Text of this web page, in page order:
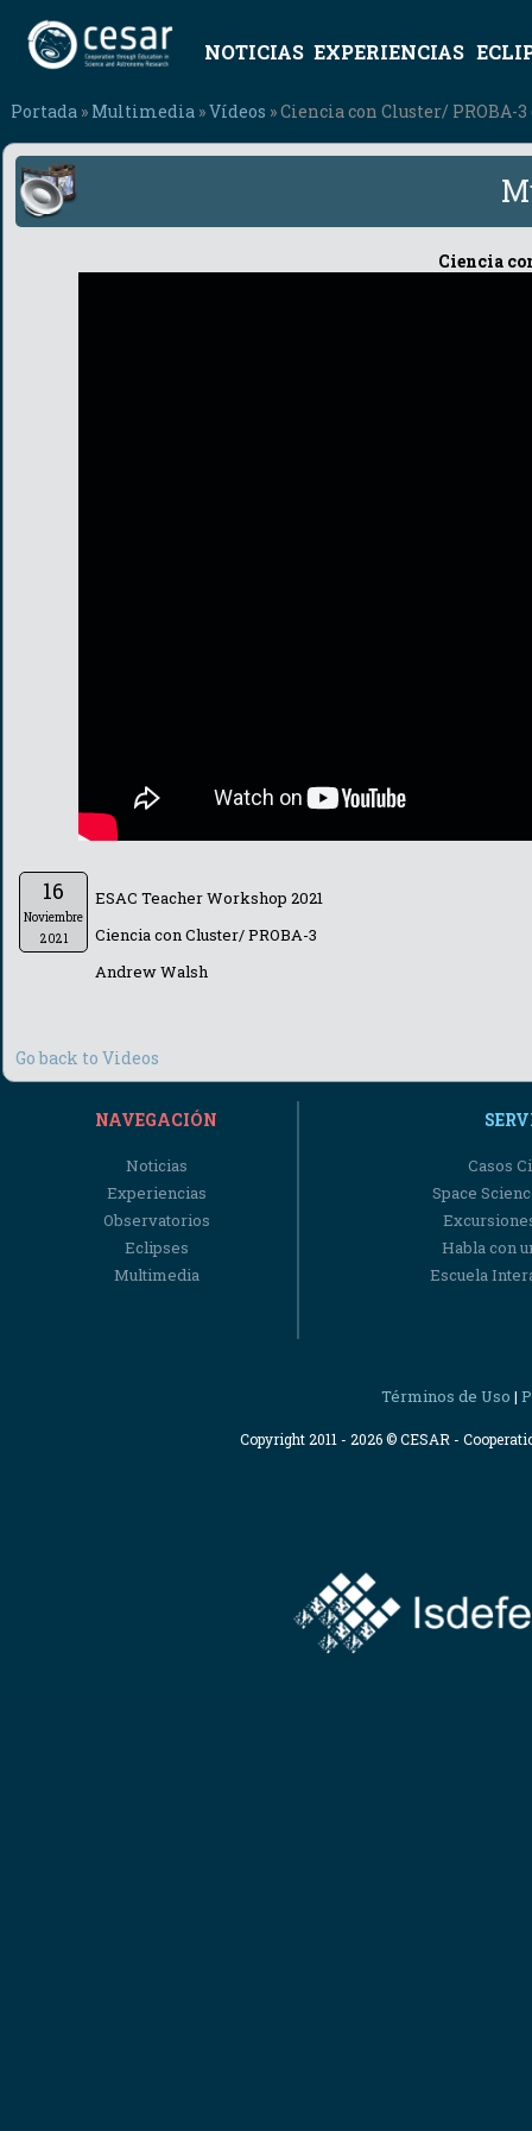
NOTICIAS EXPERIENCIAS
Portada » Multimedia »Vídeos » Ciencia con Cluster/ PROBA-3
Ciencia
16
Noviembre
2021
ESAC Teacher Workshop 2021
Ciencia con Cluster/ PROBA-3
Andrew Walsh
Go back to Videos
NAVEGACIÓN
Noticias
Experiencias
Observatorios
Eclipses
Multimedia
Casos
Space
Habla con
Escuela
Términos de Uso |
Copyright 2011 - 2026 © CESAR -